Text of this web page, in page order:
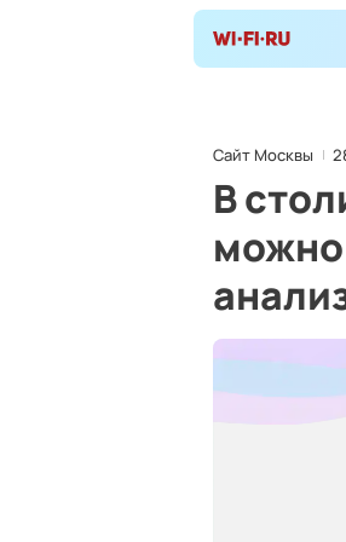
Сайт Москвы
В
можно